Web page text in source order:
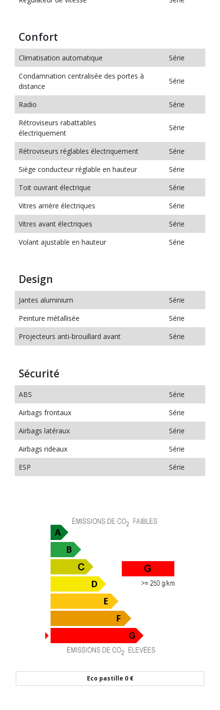
Confort
Climatisation automatique
Série
Condamnation centralisée des portes à
distance
Série
Radio
Série
Rétroviseurs rabattables
électriquement
Série
Rétroviseurs réglables électriquement
Série
Siège conducteur réglable en hauteur
Série
Toit ouvrant électrique
Série
Vitres arrière électriques
Série
Vitres avant électriques
Série
Volant ajustable en hauteur
Série
Design
Jantes aluminium
Série
Peinture métallisée
Série
Projecteurs anti-brouillard avant
Série
Sécurité
ABS
Série
Airbags frontaux
Série
Airbags latéraux
Série
Airbags rideaux
Série
ESP
Série
Eco pastille 0 €